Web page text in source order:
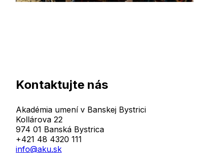
Kontaktujte nás
Akadémia umení v Banskej Bystrici
Kollárova 22
974 01 Banská Bystrica
+421 48 4320 111
info@aku.sk